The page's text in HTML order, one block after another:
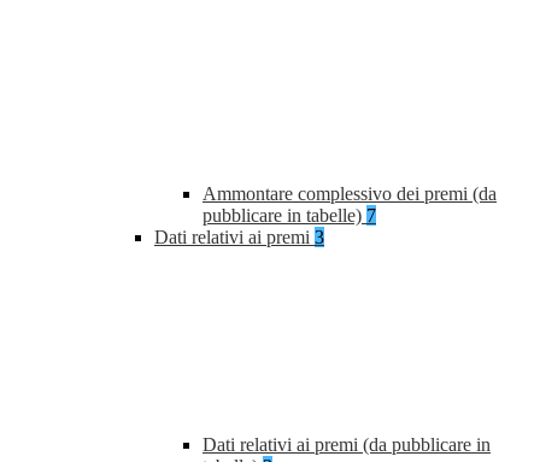
Ammontare complessivo dei premi (da
pubblicare in tabelle) 7
Dati relativi ai premi 3
Dati relativi ai premi (da pubblicare in